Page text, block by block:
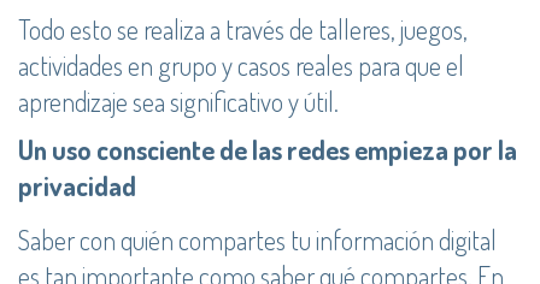
Todo esto se realiza a través de talleres, juegos,
actividades en grupo y casos reales para que el
aprendizaje sea significativo y útil.
Un uso consciente de las redes empieza por la
privacidad
Saber con quién compartes tu información digital
es tan importante como saber qué compartes. En